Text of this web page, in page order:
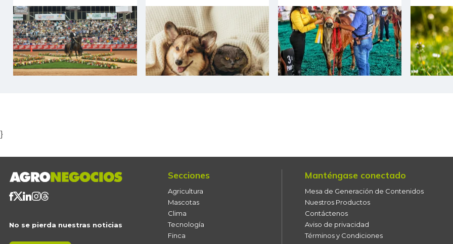
}
No se pierda nuestras noticias
Secciones
Agricultura
Mascotas
Clima
Tecnología
Finca
Manténgase conectado
Mesa de Generación de Contenidos
Nuestros Productos
Contáctenos
Aviso de privacidad
Términos y Condiciones